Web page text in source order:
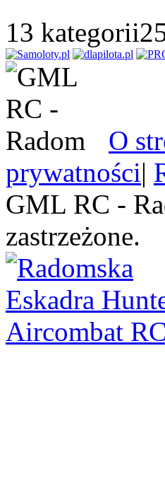
13 kategorii
O
prywatności|
GML RC -
zastrzeżone.